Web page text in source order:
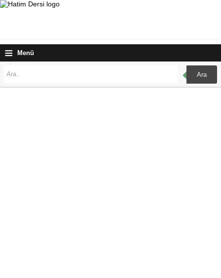
≡ Menü
Ara